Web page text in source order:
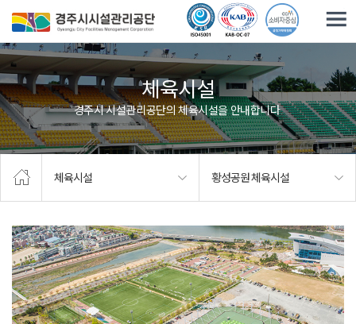
체육시설
경주시 시설관리공단의 체육시설을 안내합니다.
체육시설 황성공원 체육시설